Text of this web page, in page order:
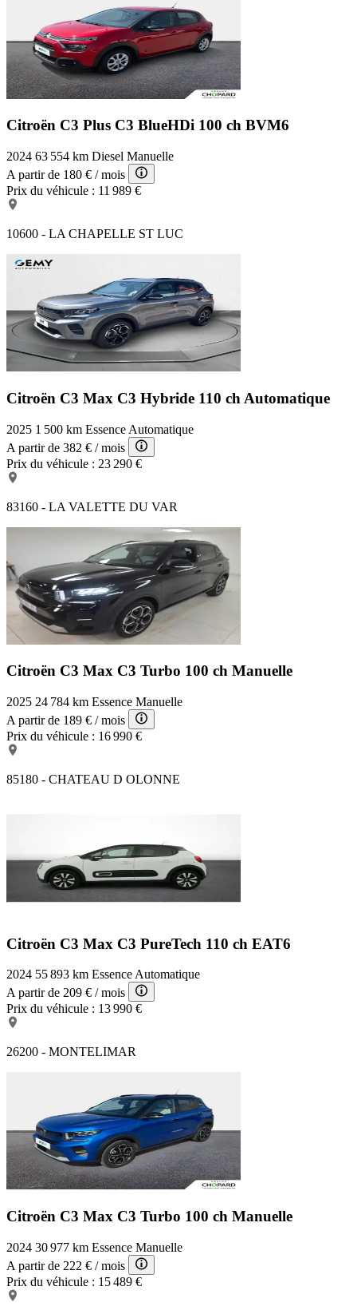
Citroën C3 Plus C3 BlueHDi 100 ch BVM6
2024 63 554 km Diesel Manuelle
A partir de 180 € / mois
Prix du véhicule : 11 989 €
10600 - LA CHAPELLE ST LUC
Citroën C3 Max C3 Hybride 110 ch Automatique
2025 1 500 km Essence Automatique
A partir de 382 € / mois
Prix du véhicule : 23 290 €
83160 - LA VALETTE DU VAR
Citroën C3 Max C3 Turbo 100 ch Manuelle
2025 24 784 km Essence Manuelle
A partir de 189 € / mois
Prix du véhicule : 16 990 €
85180 - CHATEAU D OLONNE
Citroën C3 Max C3 PureTech 110 ch EAT6
2024 55 893 km Essence Automatique
A partir de 209 € / mois
Prix du véhicule : 13 990 €
26200 - MONTELIMAR
Citroën C3 Max C3 Turbo 100 ch Manuelle
2024 30 977 km Essence Manuelle
A partir de 222 € / mois
Prix du véhicule : 15 489 €